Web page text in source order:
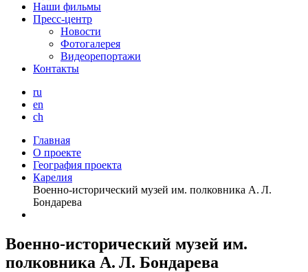
Наши фильмы
Пресс-центр
Новости
Фотогалерея
Видеорепортажи
Контакты
ru
en
ch
Главная
О проекте
География проекта
Карелия
Военно-исторический музей им. полковника А. Л.
Бондарева
Военно-исторический музей им.
полковника А. Л. Бондарева